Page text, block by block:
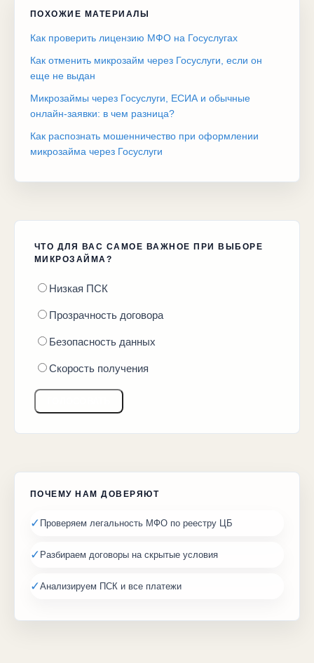
ПОХОЖИЕ МАТЕРИАЛЫ
Как проверить лицензию МФО на Госуслугах
Как отменить микрозайм через Госуслуги, если он
еще не выдан
Микрозаймы через Госуслуги, ЕСИА и обычные
онлайн-заявки: в чем разница?
Как распознать мошенничество при оформлении
микрозайма через Госуслуги
ЧТО ДЛЯ ВАС САМОЕ ВАЖНОЕ ПРИ ВЫБОРЕ
МИКРОЗАЙМА?
Низкая ПСК
Прозрачность договора
Безопасность данных
Скорость получения
ПОЧЕМУ НАМ ДОВЕРЯЮТ
✓ Проверяем легальность МФО по реестру ЦБ
✓ Разбираем договоры на скрытые условия
✓Анализируем ПСК и все платежи